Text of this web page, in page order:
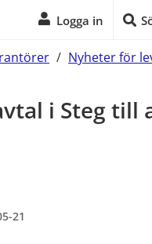
Logga in
/ Nyheter för
i Steg till
21